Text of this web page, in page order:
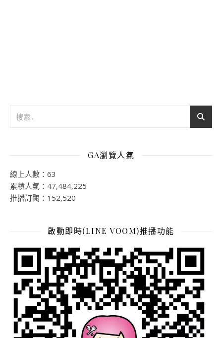
GA瀏覽人氣
線上人數：63
累積人氣：47,484,225
推播訂閱：152,520
啟動即時(LINE VOOM)推播功能